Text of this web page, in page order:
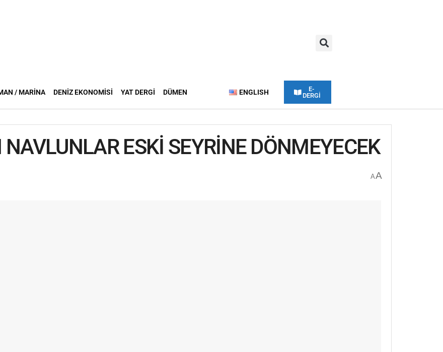
/ MARINA DENIZ EKONOMISI YAT DERGI DÜMEN ENGLISH
E-
DERGİ
NAVLUNLAR ESKİ SEYRİNE DÖNMEYECEK
AA